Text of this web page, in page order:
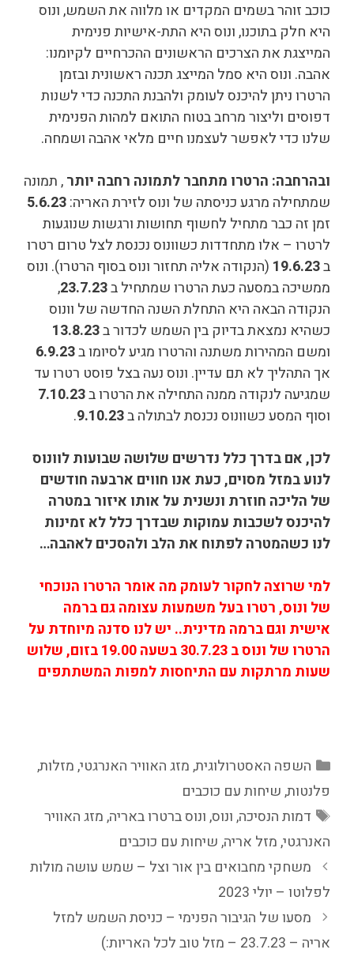
כוכב זוהר בשמים המקדים או מלווה את השמש, ונוס
היא חלק בתוכנו, ונוס היא התת-אישיות פנימית
המייצגת את הצרכים הראשונים ההכרחיים לקיומנו:
אהבה. ונוס היא סמל המייצג תכנה ראשונית ובזמן
הרטרו ניתן להיכנס לעומק ולהבנת התכנה כדי לשנות
דפוסים וליצור מרחב בטוח התואם למהות הפנימית
שלנו כדי לאפשר לעצמנו חיים מלאי אהבה ושמחה.
ובהרחבה: הרטרו מתחבר לתמונה רחבה יותר, תמונה
שמתחילה מרגע כניסתה של ונוס לזירת האריה:5.6.23
זמן זה כבר מתחיל לחשוף תחושות ורגשות שנוגעות
לרטרו – אלו מתחדדות כשוונוס נכנסת לצל טרום רטרו
ב19.6.23 (הנקודה אליה תחזור ונוס בסוף הרטרו). ונוס
ממשיכה במסעה כעת הרטרו שמתחיל ב23.7.23
,
הנקודה הבאה היא התחלת השנה החדשה של וונוס
כשהיא נמצאת בדיוק בין השמש לכדור ב13.8.23
ומשם המהירות משתנה והרטרו מגיע לסיומו ב6.9.23
אך התהליך לא תם עדיין. ונוס נעה בצל פוסט רטרו עד
שמגיעה לנקודה ממנה התחילה את הרטרו ב7.10.23
וסוף המסע כשוונוס נכנסת לבתולה ב9.10.23
.
לכן, אם בדרך כלל נדרשים שלושה שבועות לוונוס
לנוע במזל מסוים, כעת אנו חווים ארבעה חודשים
של הליכה חוזרת ונשנית על אותו איזור במטרה
להיכנס לשכבות עמוקות שבדרך כלל לא זמינות
לנו כשהמטרה לפתוח את הלב ולהסכים לאהבה…
למי שרוצה לחקור לעומק מה אומר הרטרו הנוכחי
של ונוס, רטרו בעל משמעות עצומה גם ברמה
אישית וגם ברמה מדינית.. יש לנו סדנה מיוחדת על
הרטרו של ונוס ב 30.7.23 בשעה 19.00 בזום, שלוש
שעות מרתקות עם התיחסות למפות המשתתפים
קטגוריות
השפה האסטרולוגית,מזג האוויר האנרגטי,מזלות,
פלנטות,שיחות עם כוכבים
תגיות
דמות הנסיכה,ונוס,ונוס ברטרו באריה,מזג האוויר
האנרגטי,מזל אריה,שיחות עם כוכבים
משחקי מחבואים בין אור וצל – שמש עושה מולות
לפלוטו – יולי 2023
מסעו של הגיבור הפנימי – כניסת השמש למזל
אריה – 23.7.23 – מזל טוב לכל האריות:)